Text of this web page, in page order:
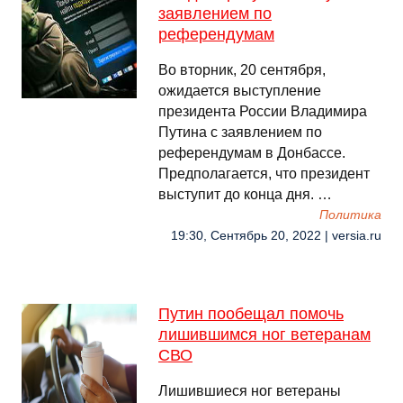
заявлением по
референдумам
Во вторник, 20 сентября,
ожидается выступление
президента России Владимира
Путина с заявлением по
референдумам в Донбассе.
Предполагается, что президент
выступит до конца дня. …
Политика
19:30, Сентябрь 20, 2022 | versia.ru
Путин пообещал помочь
лишившимся ног ветеранам
СВО
Лишившиеся ног ветераны